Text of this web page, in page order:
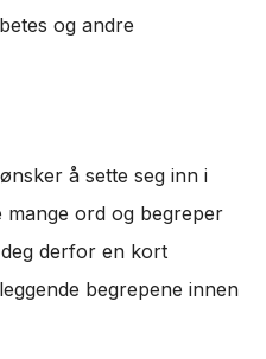
og andre
å sette seg inn i
ord og begreper
derfor en kort
begrepene innen